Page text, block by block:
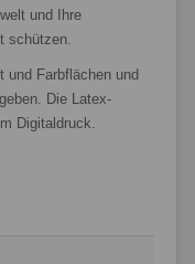
und Ihre
schützen.
und Farbflächen und
Die Latex-
Digitaldruck.